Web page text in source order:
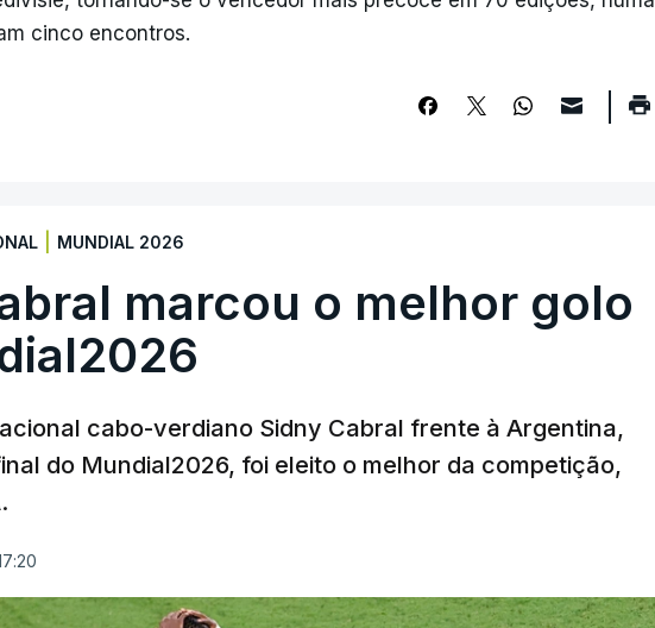
cinco encontros.
MUNDIAL 2026
marcou o melhor golo
cabo-verdiano Sidny Cabral frente à Argentina,
do Mundial2026, foi eleito o melhor da competição,